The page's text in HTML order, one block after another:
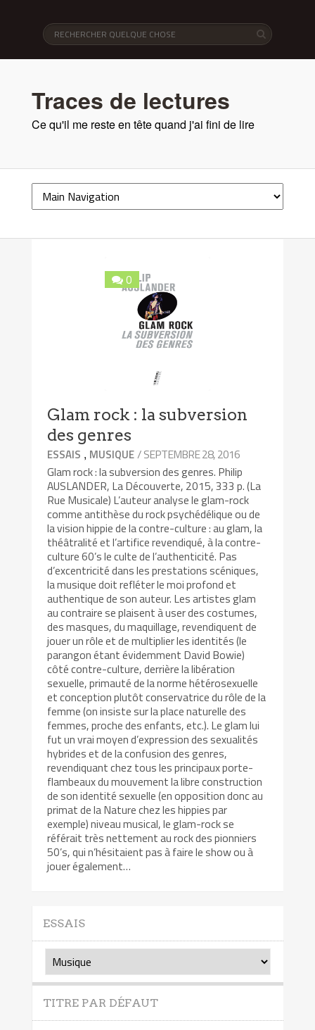
Traces de lectures
Ce qu'il me reste en tête quand j'ai fini de lire
0
Glam rock : la subversion
des genres
ESSAIS , MUSIQUE/ SEPTEMBRE 28, 2016
Glam rock : la subversion des genres. Philip
AUSLANDER, La Découverte, 2015, 333 p. (La
Rue Musicale) L’auteur analyse le glam-rock
comme antithèse du rock psychédélique ou de
la vision hippie de la contre-culture : au glam, la
théâtralité et l’artifice revendiqué, à la contre-
culture 60’s le culte de l’authenticité. Pas
d’excentricité dans les prestations scéniques,
la musique doit refléter le moi profond et
authentique de son auteur. Les artistes glam
au contraire se plaisent à user des costumes,
des masques, du maquillage, revendiquent de
jouer un rôle et de multiplier les identités (le
parangon étant évidemment David Bowie)
côté contre-culture, derrière la libération
sexuelle, primauté de la norme hétérosexuelle
et conception plutôt conservatrice du rôle de la
femme (on insiste sur la place naturelle des
femmes, proche des enfants, etc.). Le glam lui
fut un vrai moyen d’expression des sexualités
hybrides et de la confusion des genres,
revendiquant chez tous les principaux porte-
flambeaux du mouvement la libre construction
de son identité sexuelle (en opposition donc au
primat de la Nature chez les hippies par
exemple) niveau musical, le glam-rock se
référait très nettement au rock des pionniers
50’s, qui n’hésitaient pas à faire le show ou à
jouer également…
ESSAIS
Essais
TITRE PAR DÉFAUT